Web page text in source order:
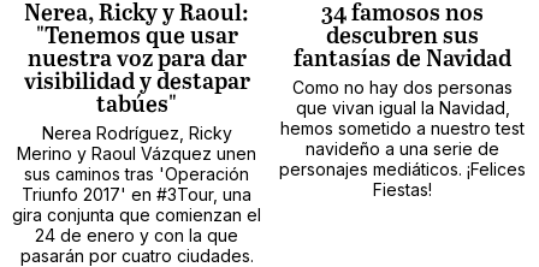
Nerea, Ricky y Raoul:
"Tenemos que usar
nuestra voz para dar
visibilidad y destapar
tabúes"
Nerea Rodríguez, Ricky
Merino y Raoul Vázquez unen
sus caminos tras 'Operación
Triunfo 2017' en #3Tour, una
gira conjunta que comienzan el
24 de enero y con la que
pasarán por cuatro ciudades.
34 famosos nos
descubren sus
fantasías de Navidad
Como no hay dos personas
que vivan igual la Navidad,
hemos sometido a nuestro test
navideño a una serie de
personajes mediáticos. ¡Felices
Fiestas!